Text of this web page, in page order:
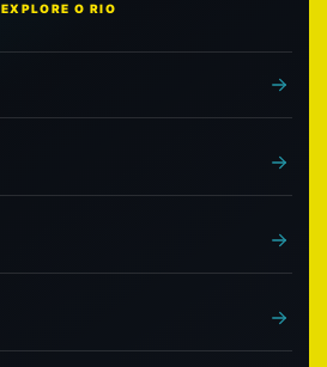
EXPLORE O RIO